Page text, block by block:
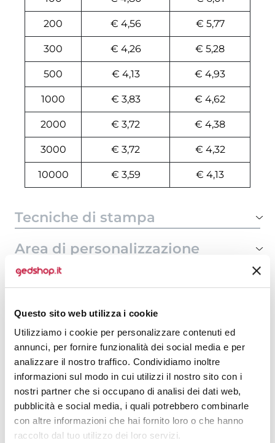
Questo sito web utilizza i cookie
Utilizziamo i cookie per personalizzare contenuti ed
annunci, per fornire funzionalità dei social media e per
analizzare il nostro traffico. Condividiamo inoltre
informazioni sul modo in cui utilizzi il nostro sito con i
nostri partner che si occupano di analisi dei dati web,
pubblicità e social media, i quali potrebbero combinarle
con altre informazioni che hai fornito loro o che hanno
raccolto dal tuo utilizzo dei loro servizi.
200 € 4,56 € 5,77
300 € 4,26 € 5,28
500 € 4,13 € 4,93
1000 € 3,83 € 4,62
2000 € 3,72 € 4,38
3000 € 3,72 € 4,32
10000 € 3,59 € 4,13
Tecniche di stampa
Area di personalizzazione
Domande e risposte
Prodotti alternativi